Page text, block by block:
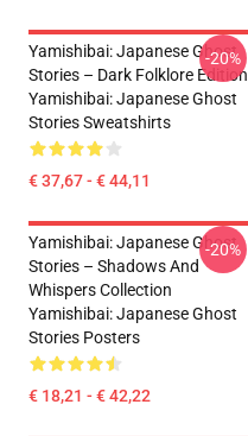
Yamishibai: Japanese Ghost
Stories – Dark Folklore Edition
Yamishibai: Japanese Ghost
Stories Sweatshirts
€ 37,67 - € 44,11
-20%
Yamishibai: Japanese Ghost
Stories – Shadows And
Whispers Collection
Yamishibai: Japanese Ghost
Stories Posters
€ 18,21 - € 42,22
-20%